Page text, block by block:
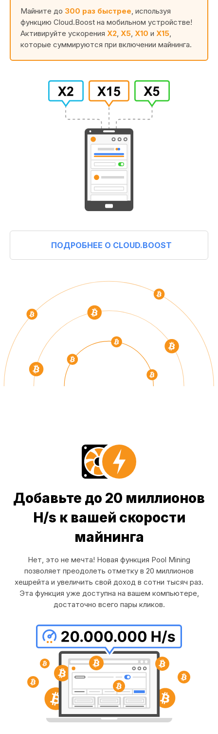
Майните до 300 раз быстрее , используя
функцию Cloud.Boost на мобильном устройстве!
Активируйте ускорения X2 X5 X10 и X15
которые суммируются при включении майнинга.
ПОДРОБНЕЕ О CLOUD.BOOST
Добавьте до 20 миллионов
H/s к вашей скорости
майнинга
Нет, это не мечта! Новая функция Pool Mining
позволяет преодолеть отметку в 20 миллионов
хешрейта и увеличить свой доход в сотни тысяч раз.
Эта функция уже доступна на вашем компьютере,
достаточно всего пары кликов.